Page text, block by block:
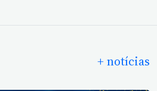
+ notícias